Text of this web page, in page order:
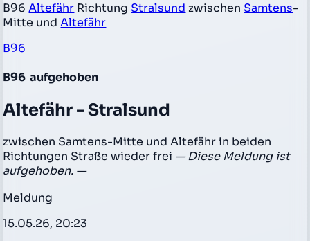
B96Altefähr Richtung Stralsund zwischen Samtens-
Mitte undAltefähr
B96
B96 aufgehoben
Altefähr - Stralsund
zwischen Samtens-Mitte und Altefähr in beiden
Richtungen Straße wieder frei — Diese Meldung ist
aufgehoben. —
Meldung
15.05.26, 20:23